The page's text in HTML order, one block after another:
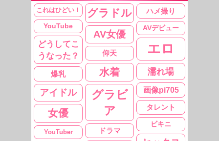
これはひどい！ グラドル ハメ撮り
YouTube AVデビュー
AV女優
どうしてこ
うなった？
エロ
仰天
水着 濡れ場
爆乳
画像pi705
アイドル
グラビ
ア
タレント
女優
ビキニ
ドラマ
YouTuber